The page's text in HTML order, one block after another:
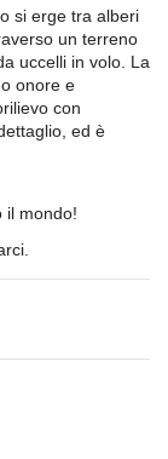
si erge tra alberi
un terreno
uccelli in volo. La
onore e
con
ed è
il mondo!